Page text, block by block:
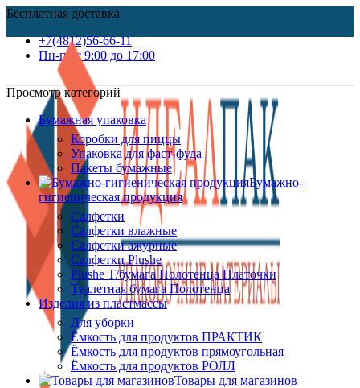
Бесплатная доставка
+7(4812)56-66-11
Пн-пт c 9:00 до 17:00
Просмотр категорий
Бумажная упаковка
Коробки для пиццы
Упаковка для фаст-фуда
Пакеты бумажные
Бумажно-
гигиеническая продукция
Салфетки
Салфетки влажные
Салфетки ажурные
Салфетки Plushe
Plushe Т/бумага Полотенца Платочки
Туалетная бумага Полотенца
Изделия из пластмассы
Для уборки
Ёмкость для продуктов ПРАКТИК
Ёмкость для продуктов прямоугольная
Ёмкость для продуктов РОЛЛ
Товары для магазинов